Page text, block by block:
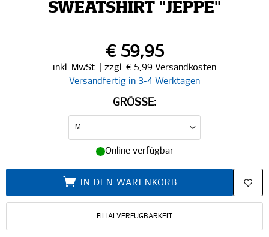
SWEATSHIRT "JEPPE"
€ 59,95
inkl. MwSt. | zzgl. € 5,99 Versandkosten
Versandfertig in 3-4 Werktagen
GRÖSSE:
Online verfügbar
IN DEN WARENKORB
FILIALVERFÜGBARKEIT